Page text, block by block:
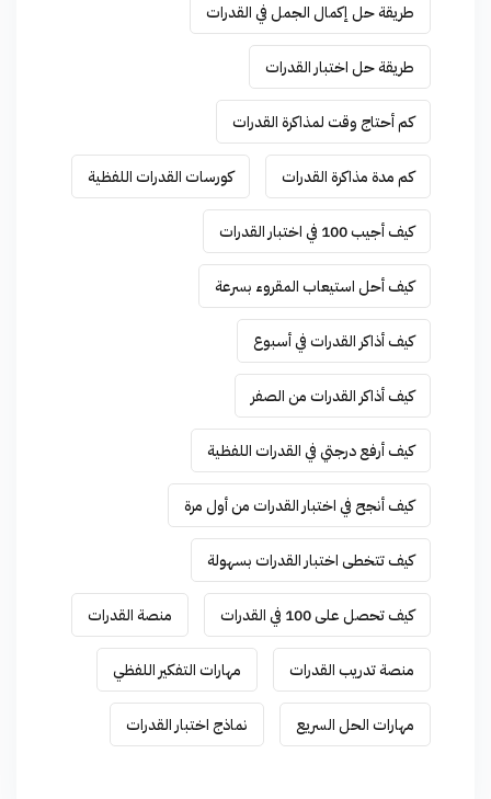
طريقة حل إكمال الجمل في القدرات
طريقة حل اختبار القدرات
كم أحتاج وقت لمذاكرة القدرات
كم مدة مذاكرة القدرات كورسات القدرات اللفظية
كيف أجيب 100 في اختبار القدرات
كيف أحل استيعاب المقروء بسرعة
كيف أذاكر القدرات في أسبوع
كيف أذاكر القدرات من الصفر
كيف أرفع درجتي في القدرات اللفظية
كيف أنجح في اختبار القدرات من أول مرة
كيف تتخطى اختبار القدرات بسهولة
كيف تحصل على 100 في القدرات منصة القدرات
منصة تدريب القدرات مهارات التفكير اللفظي
مهارات الحل السريع نماذج اختبار القدرات